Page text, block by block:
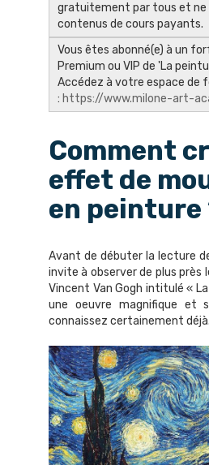
gratuitement par tous et ne
contenus de cours payants.
Vous êtes abonné(e) à un
Premium ou VIP de 'La
Accédez à votre espace de
: https://www.milone-art-
Comment
effet de
en peinture
Avant de débuter la lecture
invite à observer de plus près
Vincent Van Gogh intitulé «
une oeuvre magnifique et
connaissez certainement déjà.